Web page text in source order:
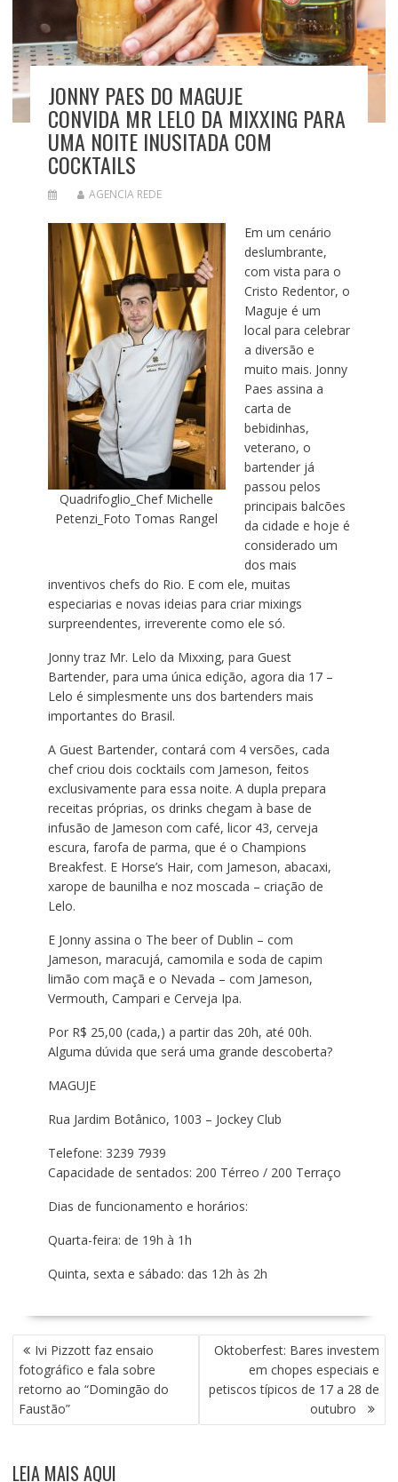
JONNY PAES DO MAGUJE
CONVIDA MR LELO DA MIXXING PARA
UMA NOITE INUSITADA COM
COCKTAILS
AGENCIA REDE
Quadrifoglio_Chef Michelle
Petenzi_Foto Tomas Rangel
Em um cenário
deslumbrante,
com vista para o
Cristo Redentor, o
Maguje é um
local para celebrar
a diversão e
muito mais. Jonny
Paes assina a
carta de
bebidinhas,
veterano, o
bartender já
passou pelos
principais balcões
da cidade e hoje é
considerado um
dos mais
inventivos chefs do Rio. E com ele, muitas
especiarias e novas ideias para criar mixings
surpreendentes, irreverente como ele só.
Jonny traz Mr. Lelo da Mixxing, para Guest
Bartender, para uma única edição, agora dia 17 –
Lelo é simplesmente uns dos bartenders mais
importantes do Brasil.
A Guest Bartender, contará com 4 versões, cada
chef criou dois cocktails com Jameson, feitos
exclusivamente para essa noite. A dupla prepara
receitas próprias, os drinks chegam à base de
infusão de Jameson com café, licor 43, cerveja
escura, farofa de parma, que é o Champions
Breakfest. E Horse’s Hair, com Jameson, abacaxi,
xarope de baunilha e noz moscada – criação de
Lelo.
E Jonny assina o The beer of Dublin – com
Jameson, maracujá, camomila e soda de capim
limão com maçã e o Nevada – com Jameson,
Vermouth, Campari e Cerveja Ipa.
Por R$ 25,00 (cada,) a partir das 20h, até 00h.
Alguma dúvida que será uma grande descoberta?
MAGUJE
Rua Jardim Botânico, 1003 – Jockey Club
Telefone: 3239 7939
Capacidade de sentados: 200 Térreo / 200 Terraço
Dias de funcionamento e horários:
Quarta-feira: de 19h à 1h
Quinta, sexta e sábado: das 12h às 2h
N
A
V
E
G
Ç
Ivi Pizzott faz ensaio
fotográfico e fala sobre
retorno ao “Domingão do
Faustão”
Oktoberfest: Bares investem
em chopes especiais e
petiscos típicos de 17 a 28 de
outubro
LEIA MAIS AQUI